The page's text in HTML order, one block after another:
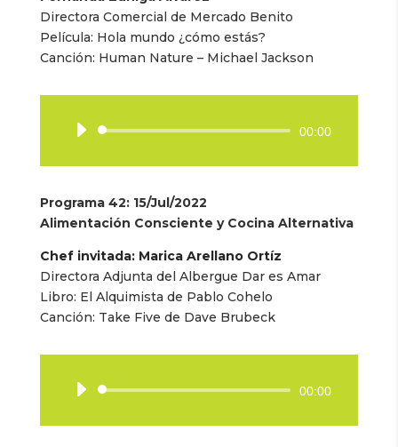
Directora Comercial de Mercado Benito
Película: Hola mundo ¿cómo estás?
Canción: Human Nature – Michael Jackson
Reproductor
audio
00:00
Programa 42: 15/Jul/2022
Alimentación Consciente y Cocina Alternativa
Chef invitada: Marica Arellano Ortíz
Directora Adjunta del Albergue Dar es Amar
Libro: El Alquimista de Pablo Cohelo
Canción: Take Five de Dave Brubeck
Reproductor
audio
00:00